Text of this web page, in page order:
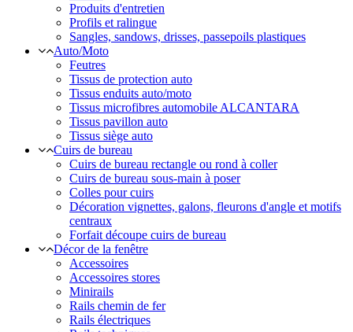
Produits d'entretien
Profils et ralingue
Sangles, sandows, drisses, passepoils plastiques
Auto/Moto
Feutres
Tissus de protection auto
Tissus enduits auto/moto
Tissus microfibres automobile ALCANTARA
Tissus pavillon auto
Tissus siège auto
Cuirs de bureau
Cuirs de bureau rectangle ou rond à coller
Cuirs de bureau sous-main à poser
Colles pour cuirs
Décoration vignettes, galons, fleurons d'angle et motifs
centraux
Forfait découpe cuirs de bureau
Décor de la fenêtre
Accessoires
Accessoires stores
Minirails
Rails chemin de fer
Rails électriques